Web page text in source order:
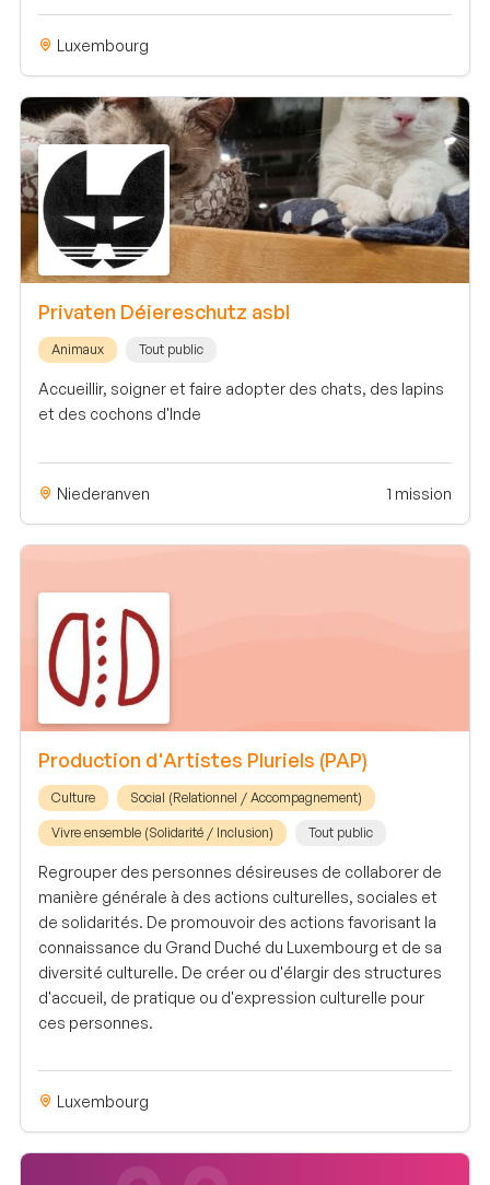
Luxembourg
Privaten Déiereschutz asbl
Animaux Tout public
Accueillir, soigner et faire adopter des chats, des lapins
et des cochons d'Inde
Niederanven 1 mission
Production d'Artistes Pluriels (PAP)
Culture Social (Relationnel / Accompagnement)
Vivre ensemble (Solidarité / Inclusion) Tout public
Regrouper des personnes désireuses de collaborer de
manière générale à des actions culturelles, sociales et
de solidarités. De promouvoir des actions favorisant la
connaissance du Grand Duché du Luxembourg et de sa
diversité culturelle. De créer ou d'élargir des structures
d'accueil, de pratique ou d'expression culturelle pour
ces personnes.
Luxembourg